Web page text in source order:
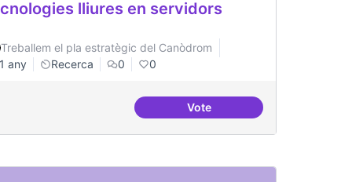
per evitar la repressió
lliures en servidors
Treballem el pla estratègic del Canòdrom
1 any
Recerca 0 0
VoteTecnologies lliures en